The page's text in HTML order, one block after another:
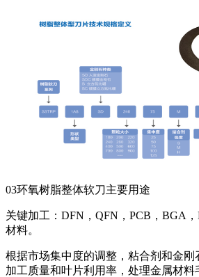
03环氧树脂整体软刀主要用途
关键加工：DFN，QFN，PCB，BGA
材料。
根据市场集中度的调整，粘合剂和金刚
加工质量和叶片利用率，处理金属材